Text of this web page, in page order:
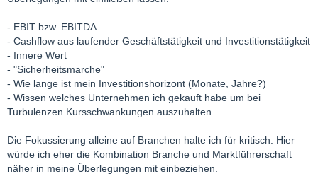
- EBIT bzw. EBITDA
- Cashflow aus laufender Geschäftstätigkeit und Investitionstätigkeit
- Innere Wert
- "Sicherheitsmarche"
- Wie lange ist mein Investitionshorizont (Monate, Jahre?)
- Wissen welches Unternehmen ich gekauft habe um bei
Turbulenzen Kursschwankungen auszuhalten.
Die Fokussierung alleine auf Branchen halte ich für kritisch. Hier
würde ich eher die Kombination Branche und Marktführerschaft
näher in meine Überlegungen mit einbeziehen.